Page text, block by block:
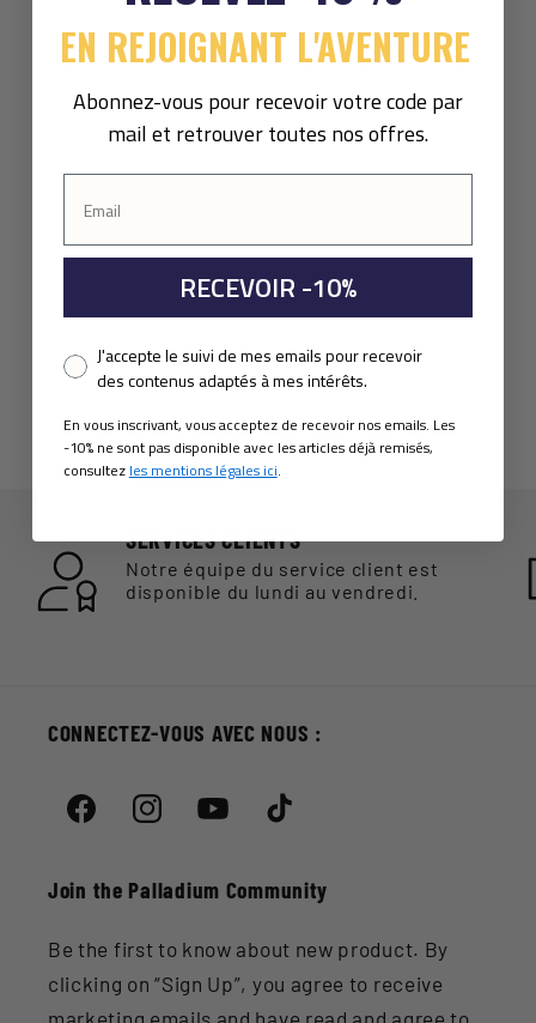
SERVICES CLIENTS
Notre équipe du service client est
disponible du lundi au vendredi.
CONNECTEZ-VOUS AVEC NOUS :
FacebookInstagramYouTube TikTok
Join the Palladium Community
Be the first to know about new product. By
clicking on “Sign Up”, you agree to receive
EN REJOIGNANT L'AVENTURE
Abonnez-vous pour recevoir votre code par
mail et retrouver toutes nos offres.
RECEVOIR -10%
Pixel consent
J'accepte le suivi de mes emails pour recevoir
des contenus adaptés à mes intérêts.
En vous inscrivant, vous acceptez de recevoir nos emails. Les
-10% ne sont pas disponible avec les articles déjà remisés,
consultez les mentions légales ici.